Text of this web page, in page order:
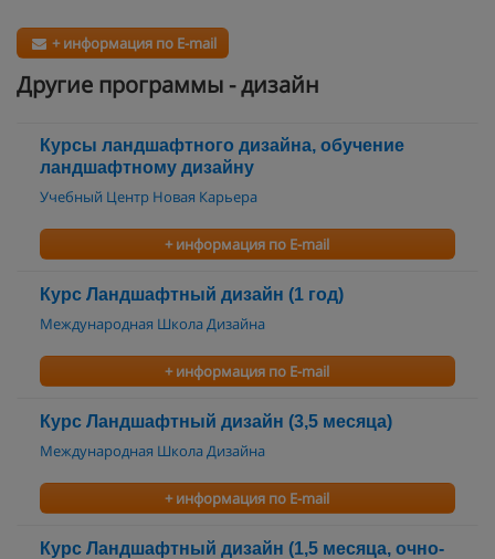
+ информация по E-mail
Другие программы - дизайн
Курсы ландшафтного дизайна, обучение
ландшафтному дизайну
Учебный Центр Новая Карьера
+ информация по E-mail
Курс Ландшафтный дизайн (1 год)
Международная Школа Дизайна
+ информация по E-mail
Курс Ландшафтный дизайн (3,5 месяца)
Международная Школа Дизайна
+ информация по E-mail
Курс Ландшафтный дизайн (1,5 месяца, очно-